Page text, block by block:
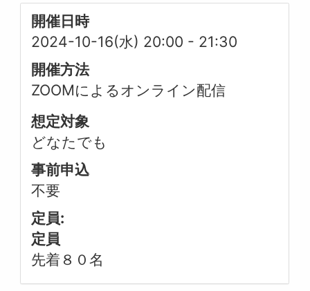
開催日時
2024-10-16(水) 20:00 - 21:30
開催方法
ZOOMによるオンライン配信
想定対象
どなたでも
事前申込
不要
定員:
定員
先着８０名